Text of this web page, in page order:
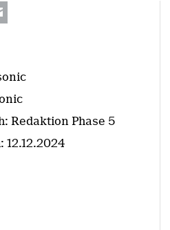
E-mail
Redaktion Phase 5
12.12.2024